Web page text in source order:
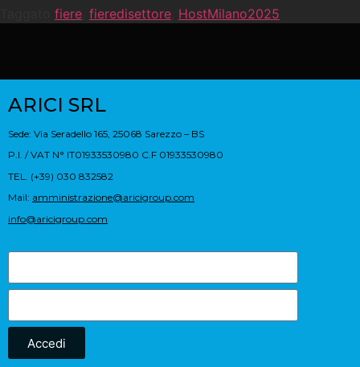
fiere fieredisettore HostMilano2025
ARICI SRL
Sede: Via Seradello 165, 25068 Sarezzo – BS
P.I. / VAT N° IT01933530980 C.F 01933530980
TEL. (+39) 030 832582
Mail: amministrazione@aricigroup.com
info@aricigroup.com
Accedi